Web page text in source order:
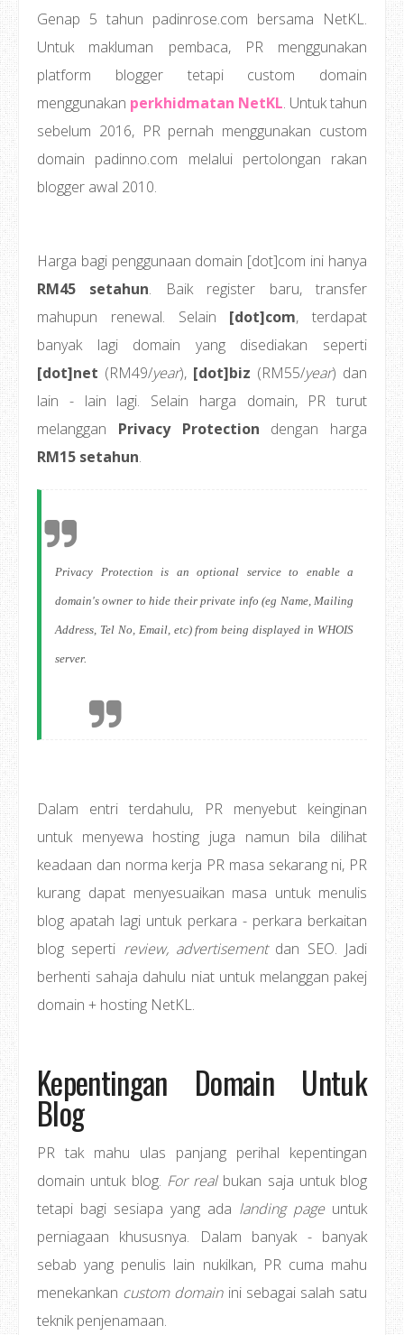
Genap 5 tahun padinrose.com bersama NetKL.
Untuk makluman pembaca, PR menggunakan
platform blogger tetapi custom domain
menggunakan perkhidmatan NetKL. Untuk tahun
sebelum 2016, PR pernah menggunakan custom
domain padinno.com melalui pertolongan rakan
blogger awal 2010.
Harga bagi penggunaan domain [dot]com ini hanya
RM45 setahun. Baik register baru, transfer
mahupun renewal. Selain [dot]com, terdapat
banyak lagi domain yang disediakan seperti
[dot]net (RM49/year), [dot]biz (RM55/year) dan
lain - lain lagi. Selain harga domain, PR turut
melanggan Privacy Protection dengan harga
RM15 setahun.
Privacy Protection is an optional service to enable a
domain's owner to hide their private info (eg Name, Mailing
Address, Tel No, Email, etc) from being displayed in WHOIS
server.
Dalam entri terdahulu, PR menyebut keinginan
untuk menyewa hosting juga namun bila dilihat
keadaan dan norma kerja PR masa sekarang ni, PR
kurang dapat menyesuaikan masa untuk menulis
blog apatah lagi untuk perkara - perkara berkaitan
blog seperti review, advertisementdan SEO. Jadi
berhenti sahaja dahulu niat untuk melanggan pakej
domain + hosting NetKL.
Kepentingan Domain Untuk
Blog
PR tak mahu ulas panjang perihal kepentingan
domain untuk blog. For realbukan saja untuk blog
tetapi bagi sesiapa yang ada landing pageuntuk
perniagaan khususnya. Dalam banyak - banyak
sebab yang penulis lain nukilkan, PR cuma mahu
menekankan custom domainini sebagai salah satu
teknik penjenamaan.